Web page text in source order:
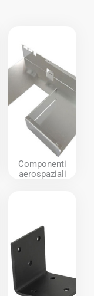
Componenti
aerospaziali